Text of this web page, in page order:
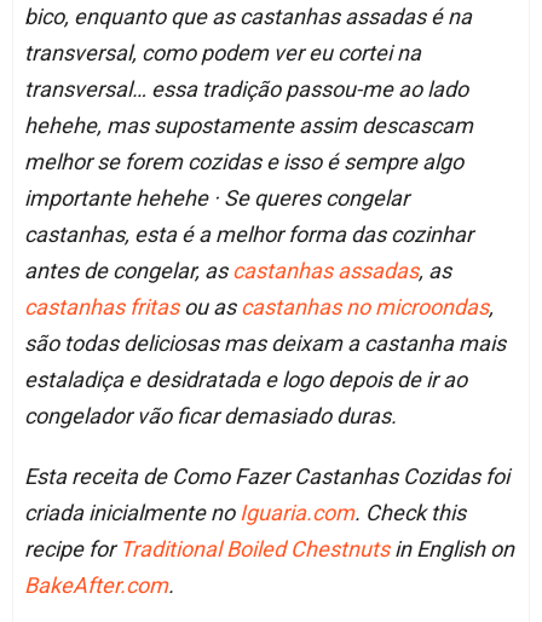
bico, enquanto que as castanhas assadas é na
transversal, como podem ver eu cortei na
transversal… essa tradição passou-me ao lado
hehehe, mas supostamente assim descascam
melhor se forem cozidas e isso é sempre algo
importante hehehe · Se queres congelar
castanhas, esta é a melhor forma das cozinhar
antes de congelar, ascastanhas assadas, as
castanhas fritasou ascastanhas no microondas,
são todas deliciosas mas deixam a castanha mais
estaladiça e desidratada e logo depois de ir ao
congelador vão ficar demasiado duras.
Esta receita de Como Fazer Castanhas Cozidas foi
criada inicialmente no Iguaria.com. Check this
recipe for Traditional Boiled Chestnutsin English on
BakeAfter.com.